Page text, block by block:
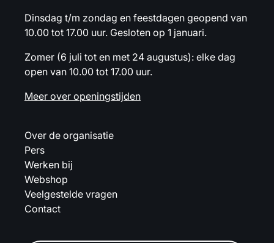
Dinsdag t/m zondag en feestdagen geopend van
10.00 tot 17.00 uur. Gesloten op 1 januari.
Zomer (6 juli tot en met 24 augustus): elke dag
open van 10.00 tot 17.00 uur.
Meer over openingstijden
Over de organisatie
Pers
Werken bij
Webshop
Veelgestelde vragen
Contact